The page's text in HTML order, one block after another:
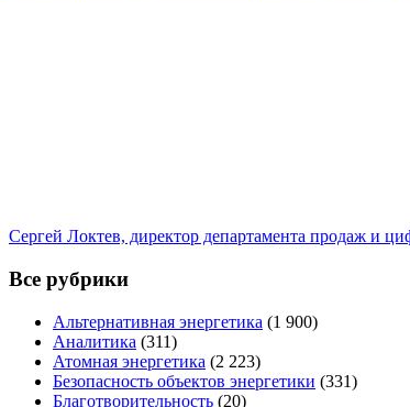
Сергей Локтев, директор департамента продаж и
Все рубрики
Альтернативная энергетика (1 900)
Аналитика (311)
Атомная энергетика (2 223)
Безопасность объектов энергетики (331)
Благотворительность (20)